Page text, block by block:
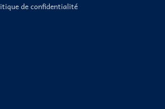
de confidentialité